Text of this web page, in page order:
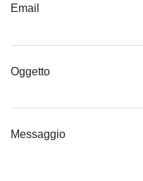
Email
Oggetto
Messaggio